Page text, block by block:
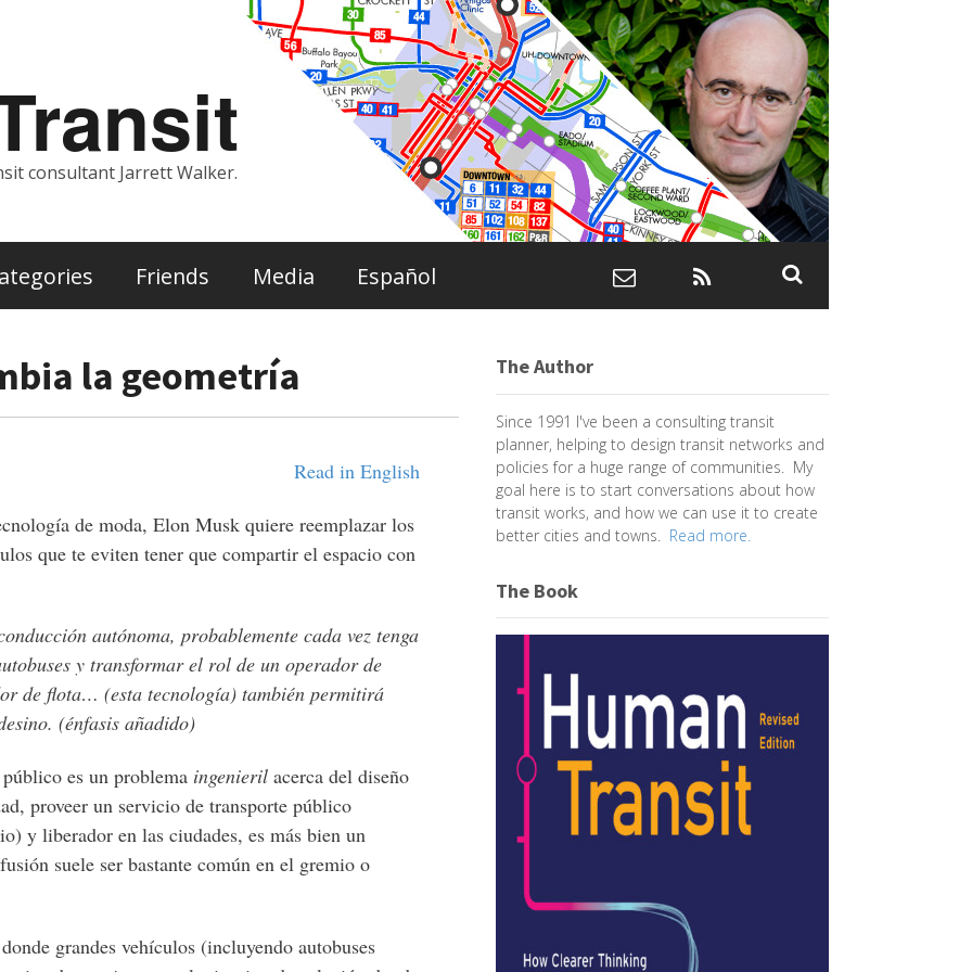
consultant Jarrett Walker.
Friends Media Español
la geometría
Read in English
de moda, Elon Musk quiere reemplazar los
que te eviten tener que compartir el espacio con
autónoma, probablemente cada vez tenga
y transformar el rol de un operador de
de flota… (esta tecnología) también permitirá
(énfasis añadido)
es un problema ingenieril acerca del diseño
proveer un servicio de transporte público
y liberador en las ciudades, es más bien un
suele ser bastante común en el gremio o
grandes vehículos (incluyendo autobuses
The Author
Since 1991 I've been a consulting transit
planner, helping to design transit networks and
policies for a huge range of communities. My
goal here is to start conversations about how
transit works, and how we can use it to create
better cities and towns. Read more.
The Book